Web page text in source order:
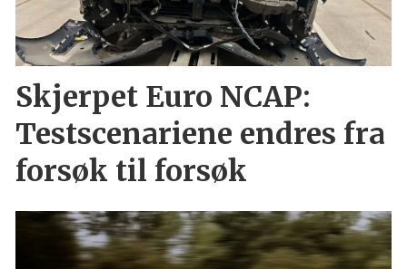
Skjerpet Euro NCAP:
Testscenariene endres fra
forsøk til forsøk